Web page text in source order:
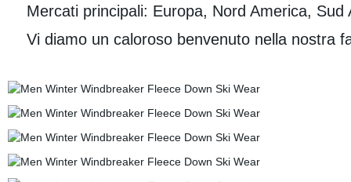
Mercati principali: Europa, Nord America, Sud
Vi diamo un caloroso benvenuto nella nostra